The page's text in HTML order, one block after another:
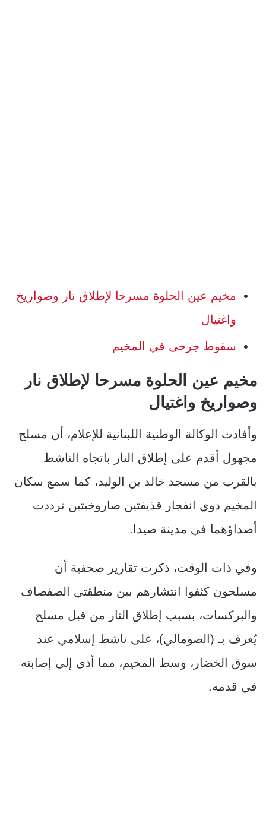
مخيم عين الحلوة مسرحا لإطلاق نار وصواريخ
واغتيال
سقوط جرحى في المخيم
مخيم عين الحلوة مسرحا لإطلاق نار
وصواريخ واغتيال
وأفادت الوكالة الوطنية اللبنانية للإعلام، أن مسلح
مجهول أقدم على إطلاق النار باتجاه الناشط
بالقرب من مسجد خالد بن الوليد، كما سمع سكان
المخيم دوي انفجار قذيفتين صاروخيتين ترددت
أصداؤهما في مدينة صيدا.
وفي ذات الوقت، ذكرت تقارير صحفية أن
مسلحون كثفوا انتشارهم بين منطقتي الصفصاف
والبركسات، بسبب إطلاق النار من قبل مسلح
يُعرف بـ (الصومالي)، على ناشط إسلامي عند
سوق الخضار، وسط المخيم، مما أدى إلى إصابته
في قدمه.